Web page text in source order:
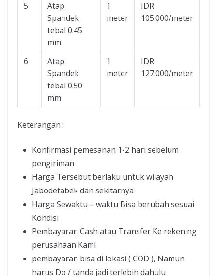
5
Atap
Spandek
tebal 0.45
mm
1
meter
IDR
105.000/meter
6
Atap
Spandek
tebal 0.50
mm
1
meter
IDR
127.000/meter
Keterangan :
Konfirmasi pemesanan 1-2 hari sebelum
pengiriman
Harga Tersebut berlaku untuk wilayah
Jabodetabek dan sekitarnya
Harga Sewaktu – waktu Bisa berubah sesuai
Kondisi
Pembayaran Cash atau Transfer Ke rekening
perusahaan Kami
pembayaran bisa di lokasi ( COD ), Namun
harus Dp / tanda jadi terlebih dahulu